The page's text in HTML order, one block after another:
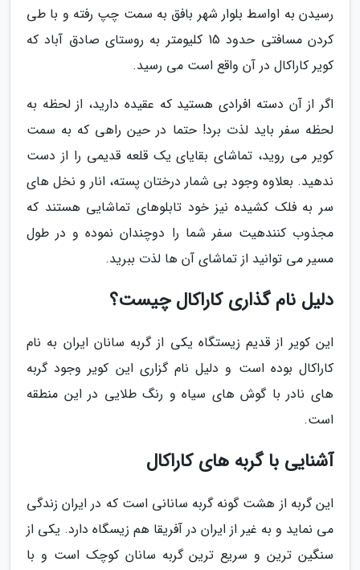
رسیدن به اواسط بلوار شهر بافق به سمت چپ رفته و با طی
کردن مسافتی حدود 15 کلیومتر به روستای صادق آباد که
کویر کاراکال در آن واقع است می رسید.
اگر از آن دسته افرادی هستید که عقیده دارید، از لحظه به
لحظه سفر باید لذت برد! حتما در حین راهی که به سمت
کویر می روید، تماشای بقایای یک قلعه قدیمی را از دست
ندهید. بعلاوه وجود بی شمار درختان پسته، انار و نخل های
سر به فلک کشیده نیز خود تابلوهای تماشایی هستند که
مجذوب کنندهیت سفر شما را دوچندان نموده و در طول
مسیر می توانید از تماشای آن ها لذت ببرید.
دلیل نام گذاری کاراکال چیست؟
این کویر از قدیم زیستگاه یکی از گربه سانان ایران به نام
کاراکال بوده است و دلیل نام گزاری این کویر وجود گربه
های نادر با گوش های سیاه و رنگ طلایی در این منطقه
است.
آشنایی با گربه های کاراکال
این گربه از هشت گونه گربه سانانی است که در ایران زندگی
می نماید و به غیر از ایران در آفریقا هم زیسگاه دارد. یکی از
سنگین ترین و سریع ترین گربه سانان کوچک است و با